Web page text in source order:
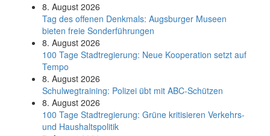
8. August 2026
Tag des offenen Denkmals: Augsburger Museen
bieten freie Sonderführungen
8. August 2026
100 Tage Stadtregierung: Neue Kooperation setzt auf
Tempo
8. August 2026
Schul­weg­trai­ning: Poli­zei übt mit ABC-Schüt­zen
8. August 2026
100 Tage Stadtregierung: Grüne kritisieren Verkehrs-
und Haushaltspolitik